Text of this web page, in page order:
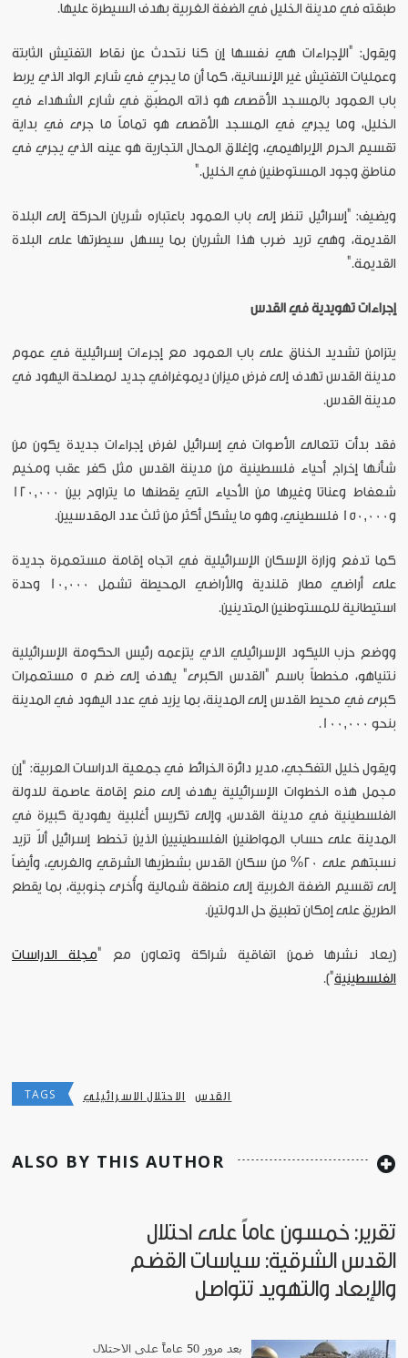
طبقته في مدينة الخليل في الضفة الغربية بهدف السيطرة عليها.
ويقول: "الإجراءات هي نفسها إن كنا نتحدث عن نقاط التفتيش الثابتة
وعمليات التفتيش غير الإنسانية، كما أن ما يجري في شارع الواد الذي يربط
باب العمود بالمسجد الأقصى هو ذاته المطبّق في شارع الشهداء في
الخليل، وما يجري في المسجد الأقصى هو تماماً ما جرى في بداية
تقسيم الحرم الإبراهيمي، وإغلاق المحال التجارية هو عينه الذي يجري في
مناطق وجود المستوطنين في الخليل."
ويضيف: "إسرائيل تنظر إلى باب العمود باعتباره شريان الحركة إلى البلدة
القديمة، وهي تريد ضرب هذا الشريان بما يسهل سيطرتها على البلدة
القديمة."
إجراءات تهويدية في القدس
يتزامن تشديد الخناق على باب العمود مع إجرءات إسرائيلية في عموم
مدينة القدس تهدف إلى فرض ميزان ديموغرافي جديد لمصلحة اليهود في
مدينة القدس.
فقد بدأت تتعالى الأصوات في إسرائيل لفرض إجراءات جديدة يكون من
شأنها إخراج أحياء فلسطينية من مدينة القدس مثل كفر عقب ومخيم
شعفاط وعناتا وغيرها من الأحياء التي يقطنها ما يتراوح بين 120,000
و150,000 فلسطيني، وهو ما يشكل أكثر من ثلث عدد المقدسيين.
كما تدفع وزارة الإسكان الإسرائيلية في اتجاه إقامة مستعمرة جديدة
على أراضي مطار قلندية والأراضي المحيطة تشمل 10,000 وحدة
استيطانية للمستوطنين المتدينين.
ووضع حزب الليكود الإسرائيلي الذي يتزعمه رئيس الحكومة الإسرائيلية
نتنياهو، مخططاً باسم "القدس الكبرى" يهدف إلى ضم 5 مستعمرات
كبرى في محيط القدس إلى المدينة، بما يزيد في عدد اليهود في المدينة
بنحو 100,000.
ويقول خليل التفكجي، مدير دائرة الخرائط في جمعية الدراسات العربية: "إن
مجمل هذه الخطوات الإسرائيلية يهدف إلى منع إقامة عاصمة للدولة
الفلسطينية في مدينة القدس، وإلى تكريس أغلبية يهودية كبيرة في
المدينة على حساب المواطنين الفلسطينيين الذين تخطط إسرائيل ألاّ تزيد
نسبتهم على 20% من سكان القدس بشطرَيها الشرقي والغربي، وأيضاً
إلى تقسيم الضفة الغربية إلى منطقة شمالية وأُخرى جنوبية، بما يقطع
الطريق على إمكان تطبيق حل الدولتين.
[يعاد نشرها ضمن اتفاقية شراكة وتعاون مع "مجلة الدراسات
الفلسطينية"].
TAGS الاحتلال الاسرائيلي القدس
ALSO BY THIS AUTHOR
تقرير: خمسون عاماً على احتلال
القدس الشرقية: سياسات القضم
والإبعاد والتهويد تتواصل
بعد مرور 50 عاماً على الاحتلال